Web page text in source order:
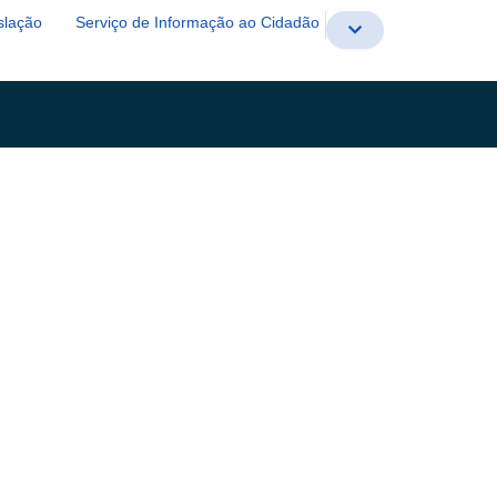
Serviço de Informação ao Cidadão